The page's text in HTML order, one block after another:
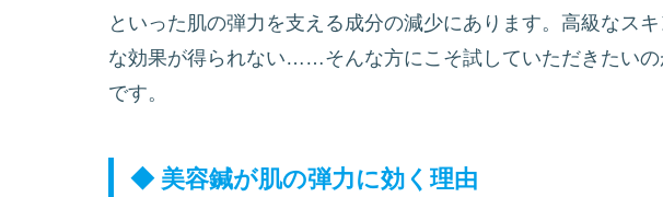
といった肌の弾力を支える成分の減少にあります。高級なス
な効果が得られない……そんな方にこそ試していただきたいの
です。
◆ 美容鍼が肌の弾力に効く理由